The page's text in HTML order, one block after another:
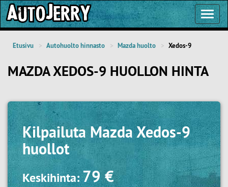
Etusivu Autohuolto hinnasto Mazda huolto Xedos-9
MAZDA XEDOS-9 HUOLLON HINTA
KilpailutaMazda Xedos-9
huollot
Keskihinta:79 €